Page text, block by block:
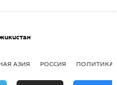
АЗИЯ РОССИЯ ПОЛИТИКА